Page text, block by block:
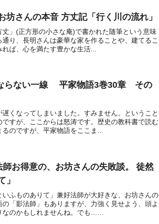
さんの本音 方丈記「行く川の流れ」
」(正方形の小さな庵)で書かれた随筆という意味
り、長明さんは豪華な家を作ることや、建てるこ
ば、心を満たす豊かな生活...
らない一線 平家物語3巻30章 その
くなってしまいました。すみません。ということ
すが、ここからは怒涛です。歴史の教科書で読む
のですが、平家物語をここま...
お得意の、お坊さんの失敗談。 徒然
」
ふものありて」兼好法師が大好きな、お坊さんの
「影法師」もありますが、力強く見せよう、頭よ
のかもしれませんね。でも…...